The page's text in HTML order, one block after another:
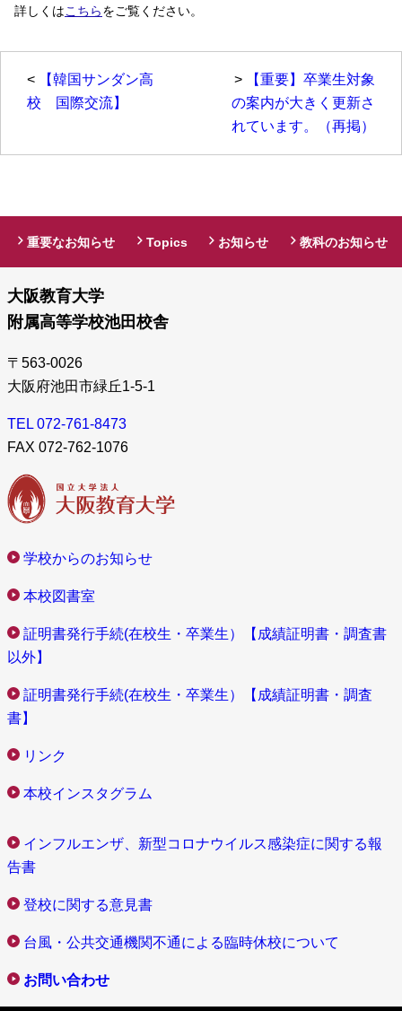
詳しくはこちらをご覧ください。
<
【韓国サンダン高
校 国際交流】
>
【重要】卒業生対象
の案内が大きく更新さ
れています。（再掲）
重要なお知らせ Topics お知らせ 教科のお知らせ
大阪教育大学
附属高等学校池田校舎
〒563-0026
大阪府池田市緑丘1-5-1
TEL 072-761-8473
FAX 072-762-1076
学校からのお知らせ
本校図書室
証明書発行手続(在校生・卒業生）【成績証明書・調査書
以外】
証明書発行手続(在校生・卒業生）【成績証明書・調査
書】
リンク
本校インスタグラム
インフルエンザ、新型コロナウイルス感染症に関する報
告書
登校に関する意見書
台風・公共交通機関不通による臨時休校について
お問い合わせ